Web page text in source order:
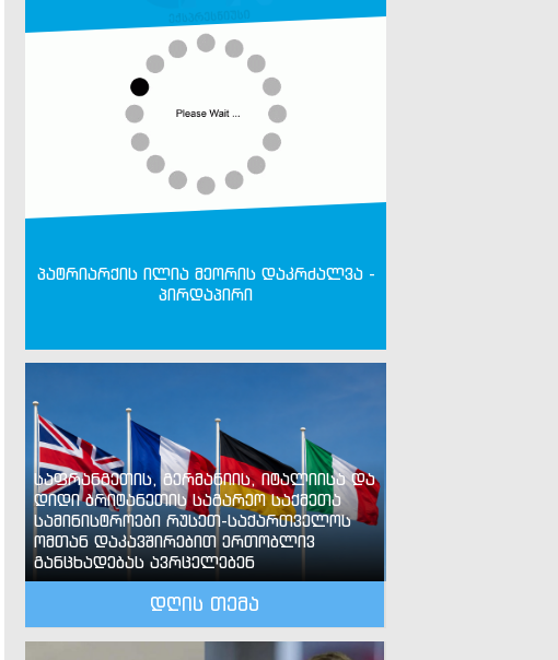
პატრიარქის ილია მეორის დაკრძალვა -
პირდაპირი
საფრანგეთის, გერმანიის, იტალიისა და
დიდი ბრიტანეთის საგარეო საქმეთა
სამინისტროები რუსეთ-საქართველოს
ომთან დაკავშირებით ერთობლივ
განცხადებას ავრცელებენ
დღის თემა